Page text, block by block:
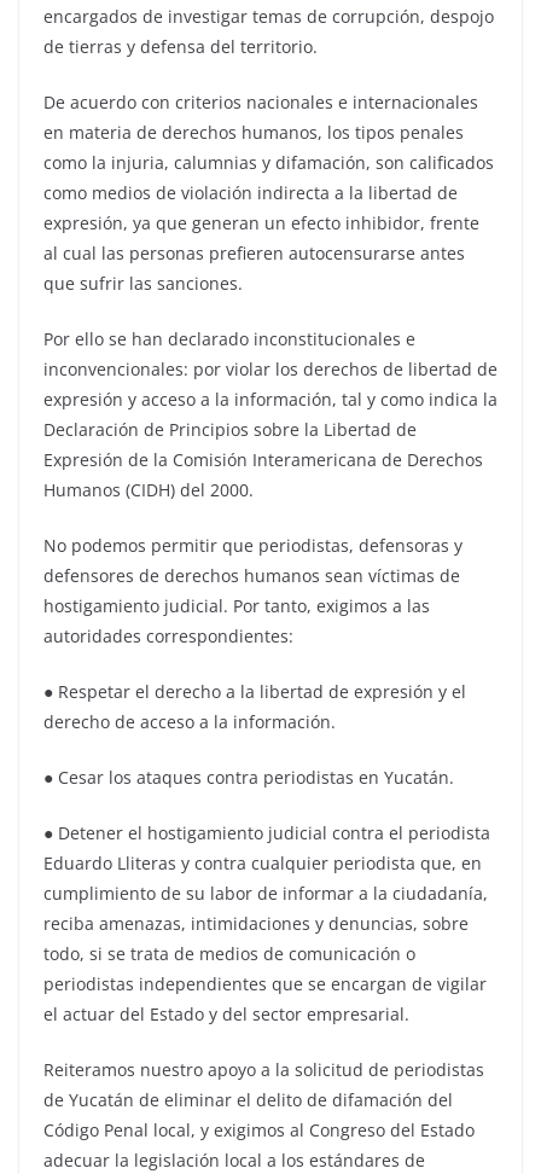
encargados de investigar temas de corrupción, despojo
de tierras y defensa del territorio.
De acuerdo con criterios nacionales e internacionales
en materia de derechos humanos, los tipos penales
como la injuria, calumnias y difamación, son calificados
como medios de violación indirecta a la libertad de
expresión, ya que generan un efecto inhibidor, frente
al cual las personas prefieren autocensurarse antes
que sufrir las sanciones.
Por ello se han declarado inconstitucionales e
inconvencionales: por violar los derechos de libertad de
expresión y acceso a la información, tal y como indica la
Declaración de Principios sobre la Libertad de
Expresión de la Comisión Interamericana de Derechos
Humanos (CIDH) del 2000.
No podemos permitir que periodistas, defensoras y
defensores de derechos humanos sean víctimas de
hostigamiento judicial. Por tanto, exigimos a las
autoridades correspondientes:
● Respetar el derecho a la libertad de expresión y el
derecho de acceso a la información.
● Cesar los ataques contra periodistas en Yucatán.
● Detener el hostigamiento judicial contra el periodista
Eduardo Lliteras y contra cualquier periodista que, en
cumplimiento de su labor de informar a la ciudadanía,
reciba amenazas, intimidaciones y denuncias, sobre
todo, si se trata de medios de comunicación o
periodistas independientes que se encargan de vigilar
el actuar del Estado y del sector empresarial.
Reiteramos nuestro apoyo a la solicitud de periodistas
de Yucatán de eliminar el delito de difamación del
Código Penal local, y exigimos al Congreso del Estado
adecuar la legislación local a los estándares de